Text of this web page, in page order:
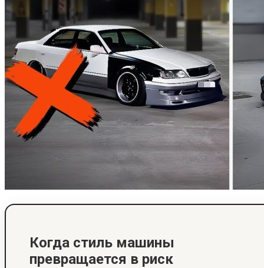
Когда стиль машины
превращается в риск